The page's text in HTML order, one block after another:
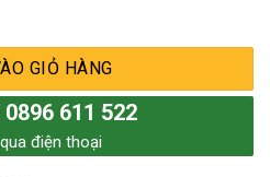
GIỎ HÀNG
0896 611 522
điện thoại